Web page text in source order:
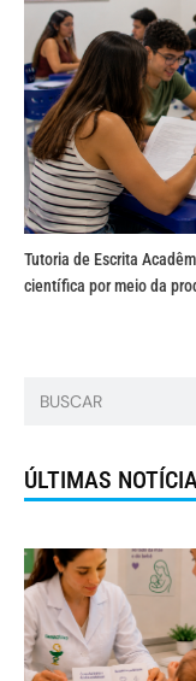
Tutoria de Escrita
científica por meio da
ÚLTIMAS